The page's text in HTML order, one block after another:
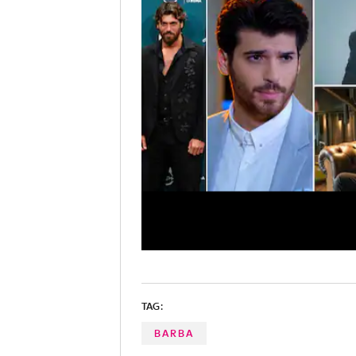
TAG:
BARBA